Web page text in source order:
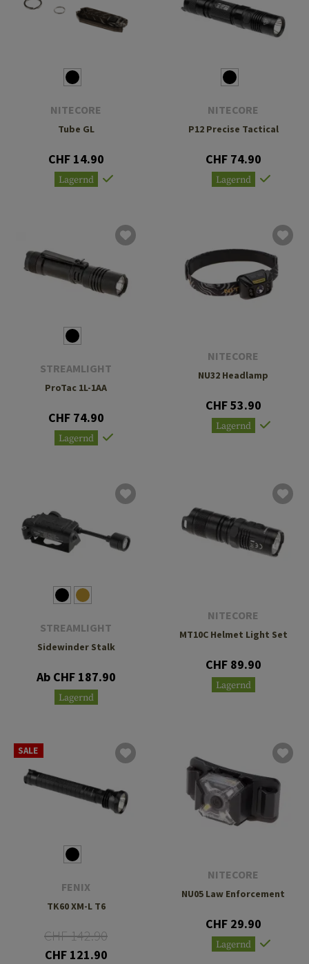
NITECORE
Tube GL
CHF 14.90
Lagernd
NITECORE
P12 Precise Tactical
CHF 74.90
Lagernd
STREAMLIGHT
ProTac 1L-1AA
CHF 74.90
Lagernd
NITECORE
NU32 Headlamp
CHF 53.90
Lagernd
STREAMLIGHT
Sidewinder Stalk
Ab CHF 187.90
Lagernd
NITECORE
MT10C Helmet Light Set
CHF 89.90
Lagernd
SALE
FENIX
TK60 XM-L T6
CHF 142.90
CHF 121.90
NITECORE
NU05 Law Enforcement
CHF 29.90
Lagernd